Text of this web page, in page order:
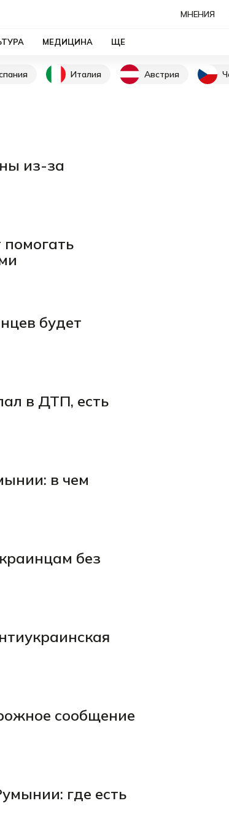
МНЕНИЯ
МЕДИЦИНА ЩЕ
Италия Австрия
из-за
будет
в ДТП, есть
в чем
без
сообщение
где есть